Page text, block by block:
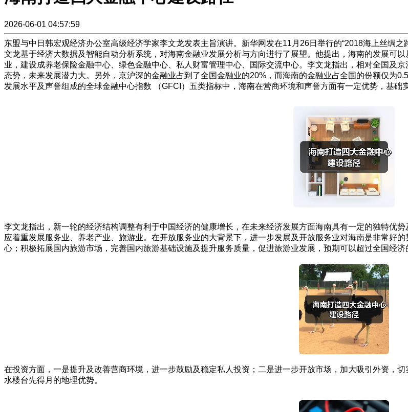
2026-06-01 04:57:59
东盟与中日韩宏观经济办公室高级经济学家李文龙发表主旨演讲。新华网发在11月26日举行的“2018海上丝绸
文龙基于经济大数据及智能自动分析系统，对海南金融业发展分析与方向进行了展望。他提出，海南的发展可
业，建设成养老保险金融中心、绿色金融中心、私人财富管理中心、国际交流中心。李文龙指出，相对全国及
态势，未来发展潜力大。另外，京沪深的金融业占到了全国金融业的20%，而海南的金融业占全国的份额仅为
发展水平及声誉组成的全球金融中心指数 （GFCI）五类指标中，海南在营商环境和声誉方面有一定优势，基
李文龙指出，新一轮的经济结构调整有利于中国经济的健康增长，在未来经济发展方面海南具有一定的独特优
应着重发展服务业、养老产业、旅游业。在开放服务业的大背景下，进一步发展及开放服务业对海南是非常好
心；积极拓展国内旅游市场，完善国内旅游基础设施及提升服务质量，促进旅游业发展，预期可以超过全国经济
在投资方面，一是提升及改善营商环境，进一步鼓励及稳定私人投资；二是进一步开放市场，加大吸引外资，
水楼台先得月的地理优势。